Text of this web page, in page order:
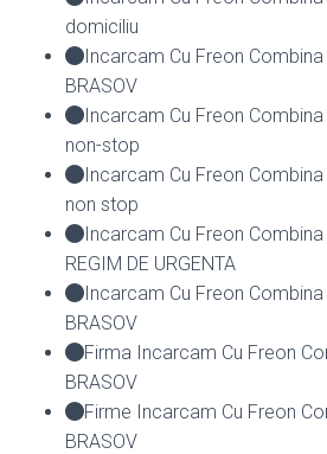
domiciliu
Incarcam Cu Freon
BRASOV
Incarcam Cu Freon
non-stop
Incarcam Cu Freon
non stop
Incarcam Cu Freon
REGIM DE URGENTA
Incarcam Cu Freon
BRASOV
Firma Incarcam Cu Freon
BRASOV
Firme Incarcam Cu Freon
BRASOV